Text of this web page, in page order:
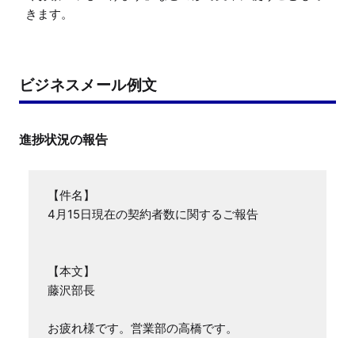
きます。
ビジネスメール例文
進捗状況の報告
【件名】
4月15日現在の契約者数に関するご報告
【本文】
藤沢部長
お疲れ様です。営業部の高橋です。